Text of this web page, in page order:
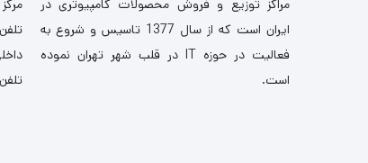
مراکز توزیع و فروش محصولات کامپیوتری در
ایران است که از سال 1377 تاسیس و شروع به
فعالیت در حوزه IT در قلب شهر تهران نموده
است.
تلفن
داخلی
تلفن